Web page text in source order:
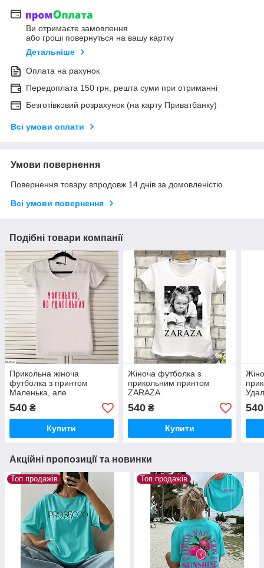
Ви отримаєте замовлення
або гроші повернуться на вашу картку
Детальніше
Оплата на рахунок
Передоплата 150 грн, решта суми при отриманні
Безготівковий розрахунок (на карту Приватбанку)
Всі умови оплати
Умови повернення
Повернення товару впродовж 14 днів за домовленістю
Всі умови повернення
Подібні товари компанії
Прикольна жіноча
футболка з принтом
Маленька, але
справненька
540 ₴
Купити
Жіноча футболка з
прикольним принтом
ZARAZA
540₴
Купити
540
Акційні пропозиції та новинки
Топ продажів Топ продажів